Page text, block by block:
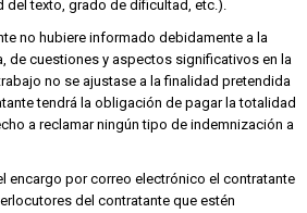
del texto, grado de dificultad, etc.).
no hubiere informado debidamente a la
de cuestiones y aspectos significativos en la
no se ajustase a la finalidad pretendida
tendrá la obligación de pagar la totalidad
a reclamar ningún tipo de indemnización a
encargo por correo electrónico el contratante
del contratante que estén